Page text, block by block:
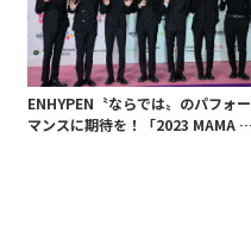
ENHYPEN〝ならでは〟のパフォー
マンスに期待を！「2023 MAMA A